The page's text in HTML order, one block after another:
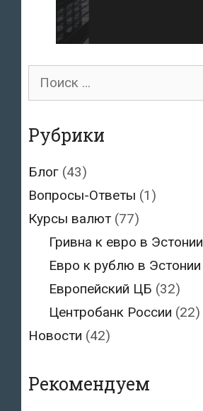
Рубрики
Блог (43)
Вопросы-Ответы (1)
Курсы валют (77)
Гривна к евро в Эстонии
Евро к рублю в Эстонии
Европейский ЦБ (32)
Центробанк России (22)
Новости (42)
Рекомендуем